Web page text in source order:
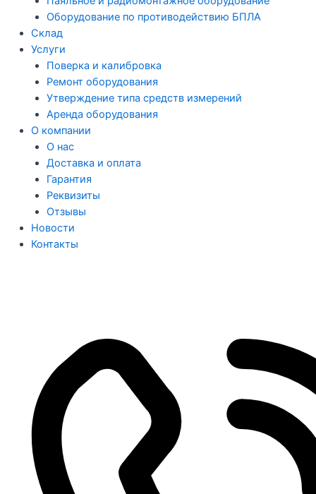
Оборудование по противодействию БПЛА
Склад
Услуги
Поверка и калибровка
Ремонт оборудования
Утверждение типа средств измерений
Аренда оборудования
О компании
О нас
Доставка и оплата
Гарантия
Реквизиты
Отзывы
Новости
Контакты